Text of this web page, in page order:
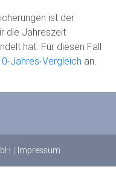
ist der
die Jahreszeit
hat. Für diesen Fall
Jahres-Vergleich an.
| Impressum